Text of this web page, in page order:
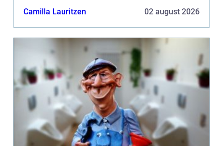
Camilla Lauritzen 02 august 2026